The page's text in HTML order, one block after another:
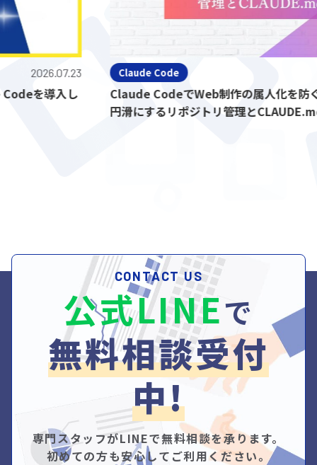
導入し
Claude Code
Claude CodeでWeb制作の属人化を防ぐ！チ
円滑にするリポジトリ管理とCLAUDE.md活
CONTACT US
公式LINEで
無料相談受付
中!
専門スタッフがLINEで無料相談を承ります。
初めての方も安心してご利用ください。